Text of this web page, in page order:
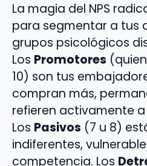
La magia del NPS
para segmentar a tus
grupos psicológicos
Los Promotores
10) son tus
compran más,
refieren activamente
Los Pasivos (7 u 8)
indiferentes,
competencia. Los